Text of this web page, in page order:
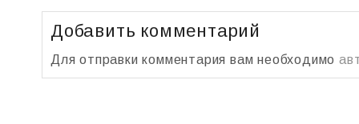
Добавить комментарий
Для отправки комментария вам необходимо